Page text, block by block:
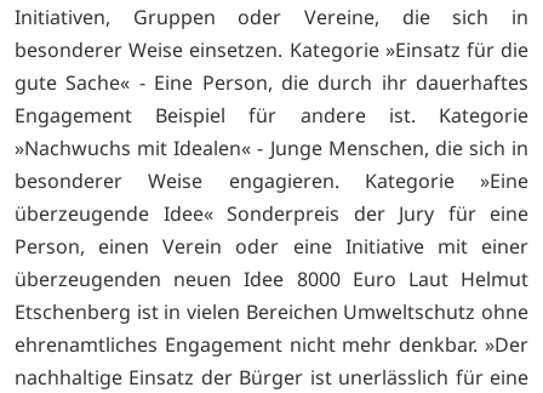
Initiativen, Gruppen oder Vereine, die sich in
besonderer Weise einsetzen. Kategorie »Einsatz für die
gute Sache« - Eine Person, die durch ihr dauerhaftes
Engagement Beispiel für andere ist. Kategorie
»Nachwuchs mit Idealen« - Junge Menschen, die sich in
besonderer Weise engagieren. Kategorie »Eine
überzeugende Idee« Sonderpreis der Jury für eine
Person, einen Verein oder eine Initiative mit einer
überzeugenden neuen Idee 8000 Euro Laut Helmut
Etschenberg ist in vielen Bereichen Umweltschutz ohne
ehrenamtliches Engagement nicht mehr denkbar. »Der
nachhaltige Einsatz der Bürger ist unerlässlich für eine